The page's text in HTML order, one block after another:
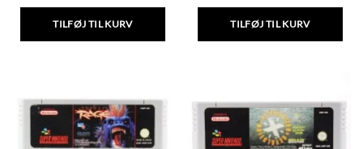
TILFØJ TIL KURV TILFØJ TIL KURV